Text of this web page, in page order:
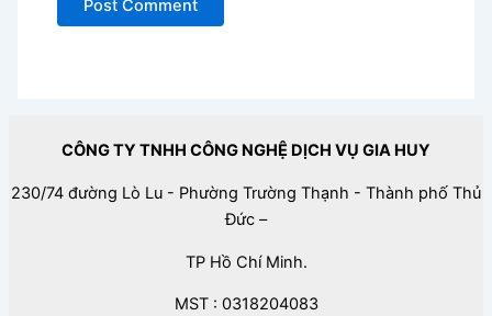
CÔNG TY TNHH CÔNG NGHỆ DỊCH VỤ GIA HUY
230/74 đường Lò Lu - Phường Trường Thạnh - Thành phố Thủ
Đức –
TP Hồ Chí Minh.
MST : 0318204083